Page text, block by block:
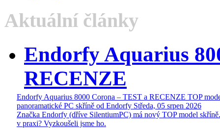
Aktuální články
Endorfy Aquarius
RECENZE
Endorfy Aquarius 8000 Corona – TEST a RECENZE TOP
panoramatické PC skříně od Endorfy Středa, 05 srpen 2026
Značka Endorfy (dříve SilentiumPC) má nový TOP model
v praxi? Vyzkoušeli jsme ho.